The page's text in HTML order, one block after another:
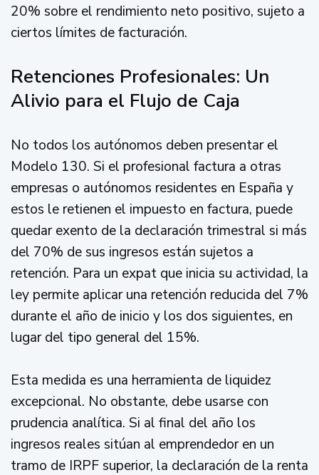
20% sobre el rendimiento neto positivo, sujeto a
ciertos límites de facturación.
Retenciones Profesionales: Un
Alivio para el Flujo de Caja
No todos los autónomos deben presentar el
Modelo 130. Si el profesional factura a otras
empresas o autónomos residentes en España y
estos le retienen el impuesto en factura, puede
quedar exento de la declaración trimestral si más
del 70% de sus ingresos están sujetos a
retención. Para un expat que inicia su actividad, la
ley permite aplicar una retención reducida del 7%
durante el año de inicio y los dos siguientes, en
lugar del tipo general del 15%.
Esta medida es una herramienta de liquidez
excepcional. No obstante, debe usarse con
prudencia analítica. Si al final del año los
ingresos reales sitúan al emprendedor en un
tramo de IRPF superior, la declaración de la renta